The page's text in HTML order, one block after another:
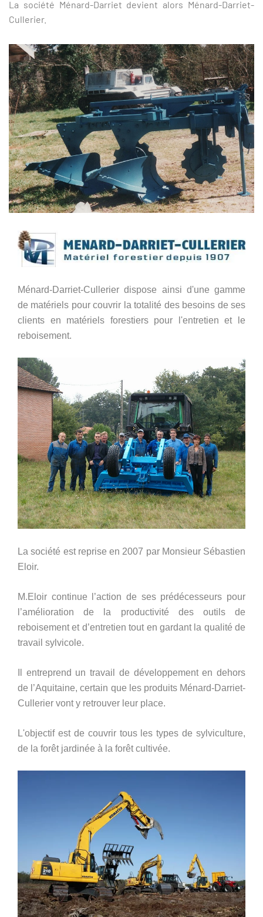
La société Ménard-Darriet devient alors Ménard-Darriet-
Cullerier.
Ménard-Darriet-Cullerier dispose ainsi d'une gamme
de matériels pour couvrir la totalité des besoins de ses
clients en matériels forestiers pour l'entretien et le
reboisement.
La société est reprise en 2007 par Monsieur Sébastien
Eloir.
M.Eloir continue l’action de ses prédécesseurs pour
l’amélioration de la productivité des outils de
reboisement et d’entretien tout en gardant la qualité de
travail sylvicole.
Il entreprend un travail de développement en dehors
de l’Aquitaine, certain que les produits Ménard-Darriet-
Cullerier vont y retrouver leur place.
L'objectif est de couvrir tous les types de sylviculture,
de la forêt jardinée à la forêt cultivée.